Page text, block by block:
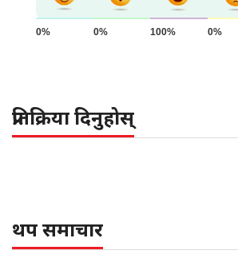
0% 0% 100% 0%
प्रतिक्रिया दिनुहोस्
थप समाचार